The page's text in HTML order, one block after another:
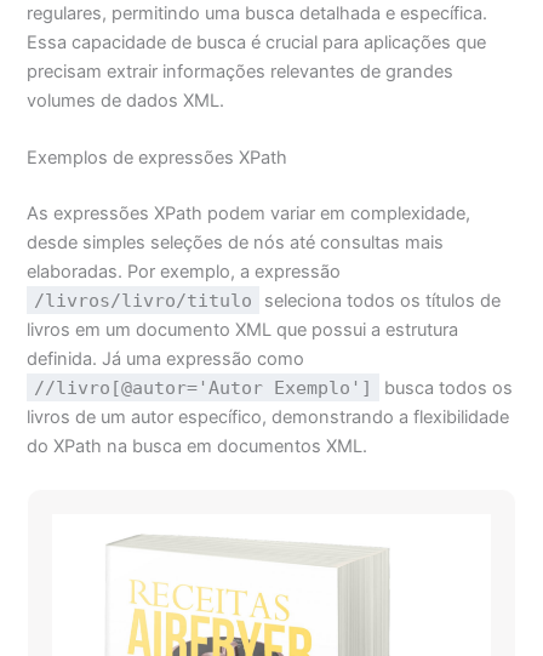
regulares, permitindo uma busca detalhada e específica.
Essa capacidade de busca é crucial para aplicações que
precisam extrair informações relevantes de grandes
volumes de dados XML.
Exemplos de expressões XPath
As expressões XPath podem variar em complexidade,
desde simples seleções de nós até consultas mais
elaboradas. Por exemplo, a expressão
/livros/livro/titulo
seleciona todos os títulos de
livros em um documento XML que possui a estrutura
definida. Já uma expressão como
//livro[@autor='Autor Exemplo']
busca todos os
livros de um autor específico, demonstrando a flexibilidade
do XPath na busca em documentos XML.